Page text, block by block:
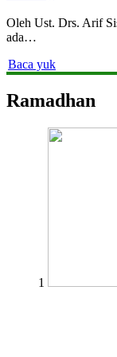
Oleh Ust. Drs. Arif
ada…
Baca yuk
Ramadhan
1